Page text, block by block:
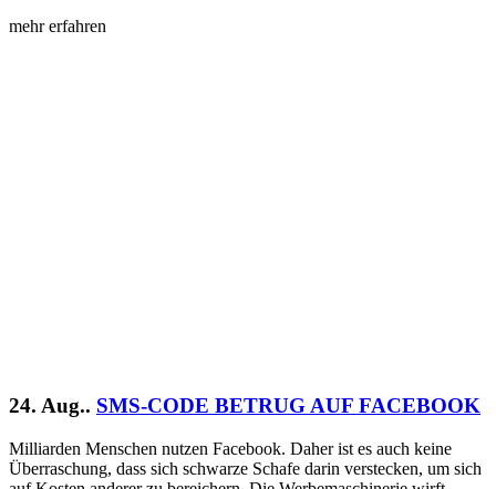
mehr erfahren
24. Aug.. SMS-CODE BETRUG AUF FACEBOOK
Milliarden Menschen nutzen Facebook. Daher ist es auch keine
Überraschung, dass sich schwarze Schafe darin verstecken, um sich